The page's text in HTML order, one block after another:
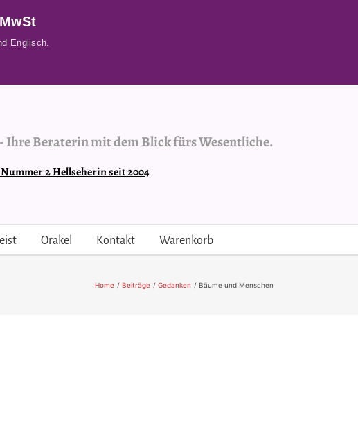
Englisch.
-Ihre Beraterin mit dem Blick fürs Wesentliche.
2 Hellseherin seit 2004
Orakel Kontakt Warenkorb
Home Beiträge Gedanken Bäume und Menschen